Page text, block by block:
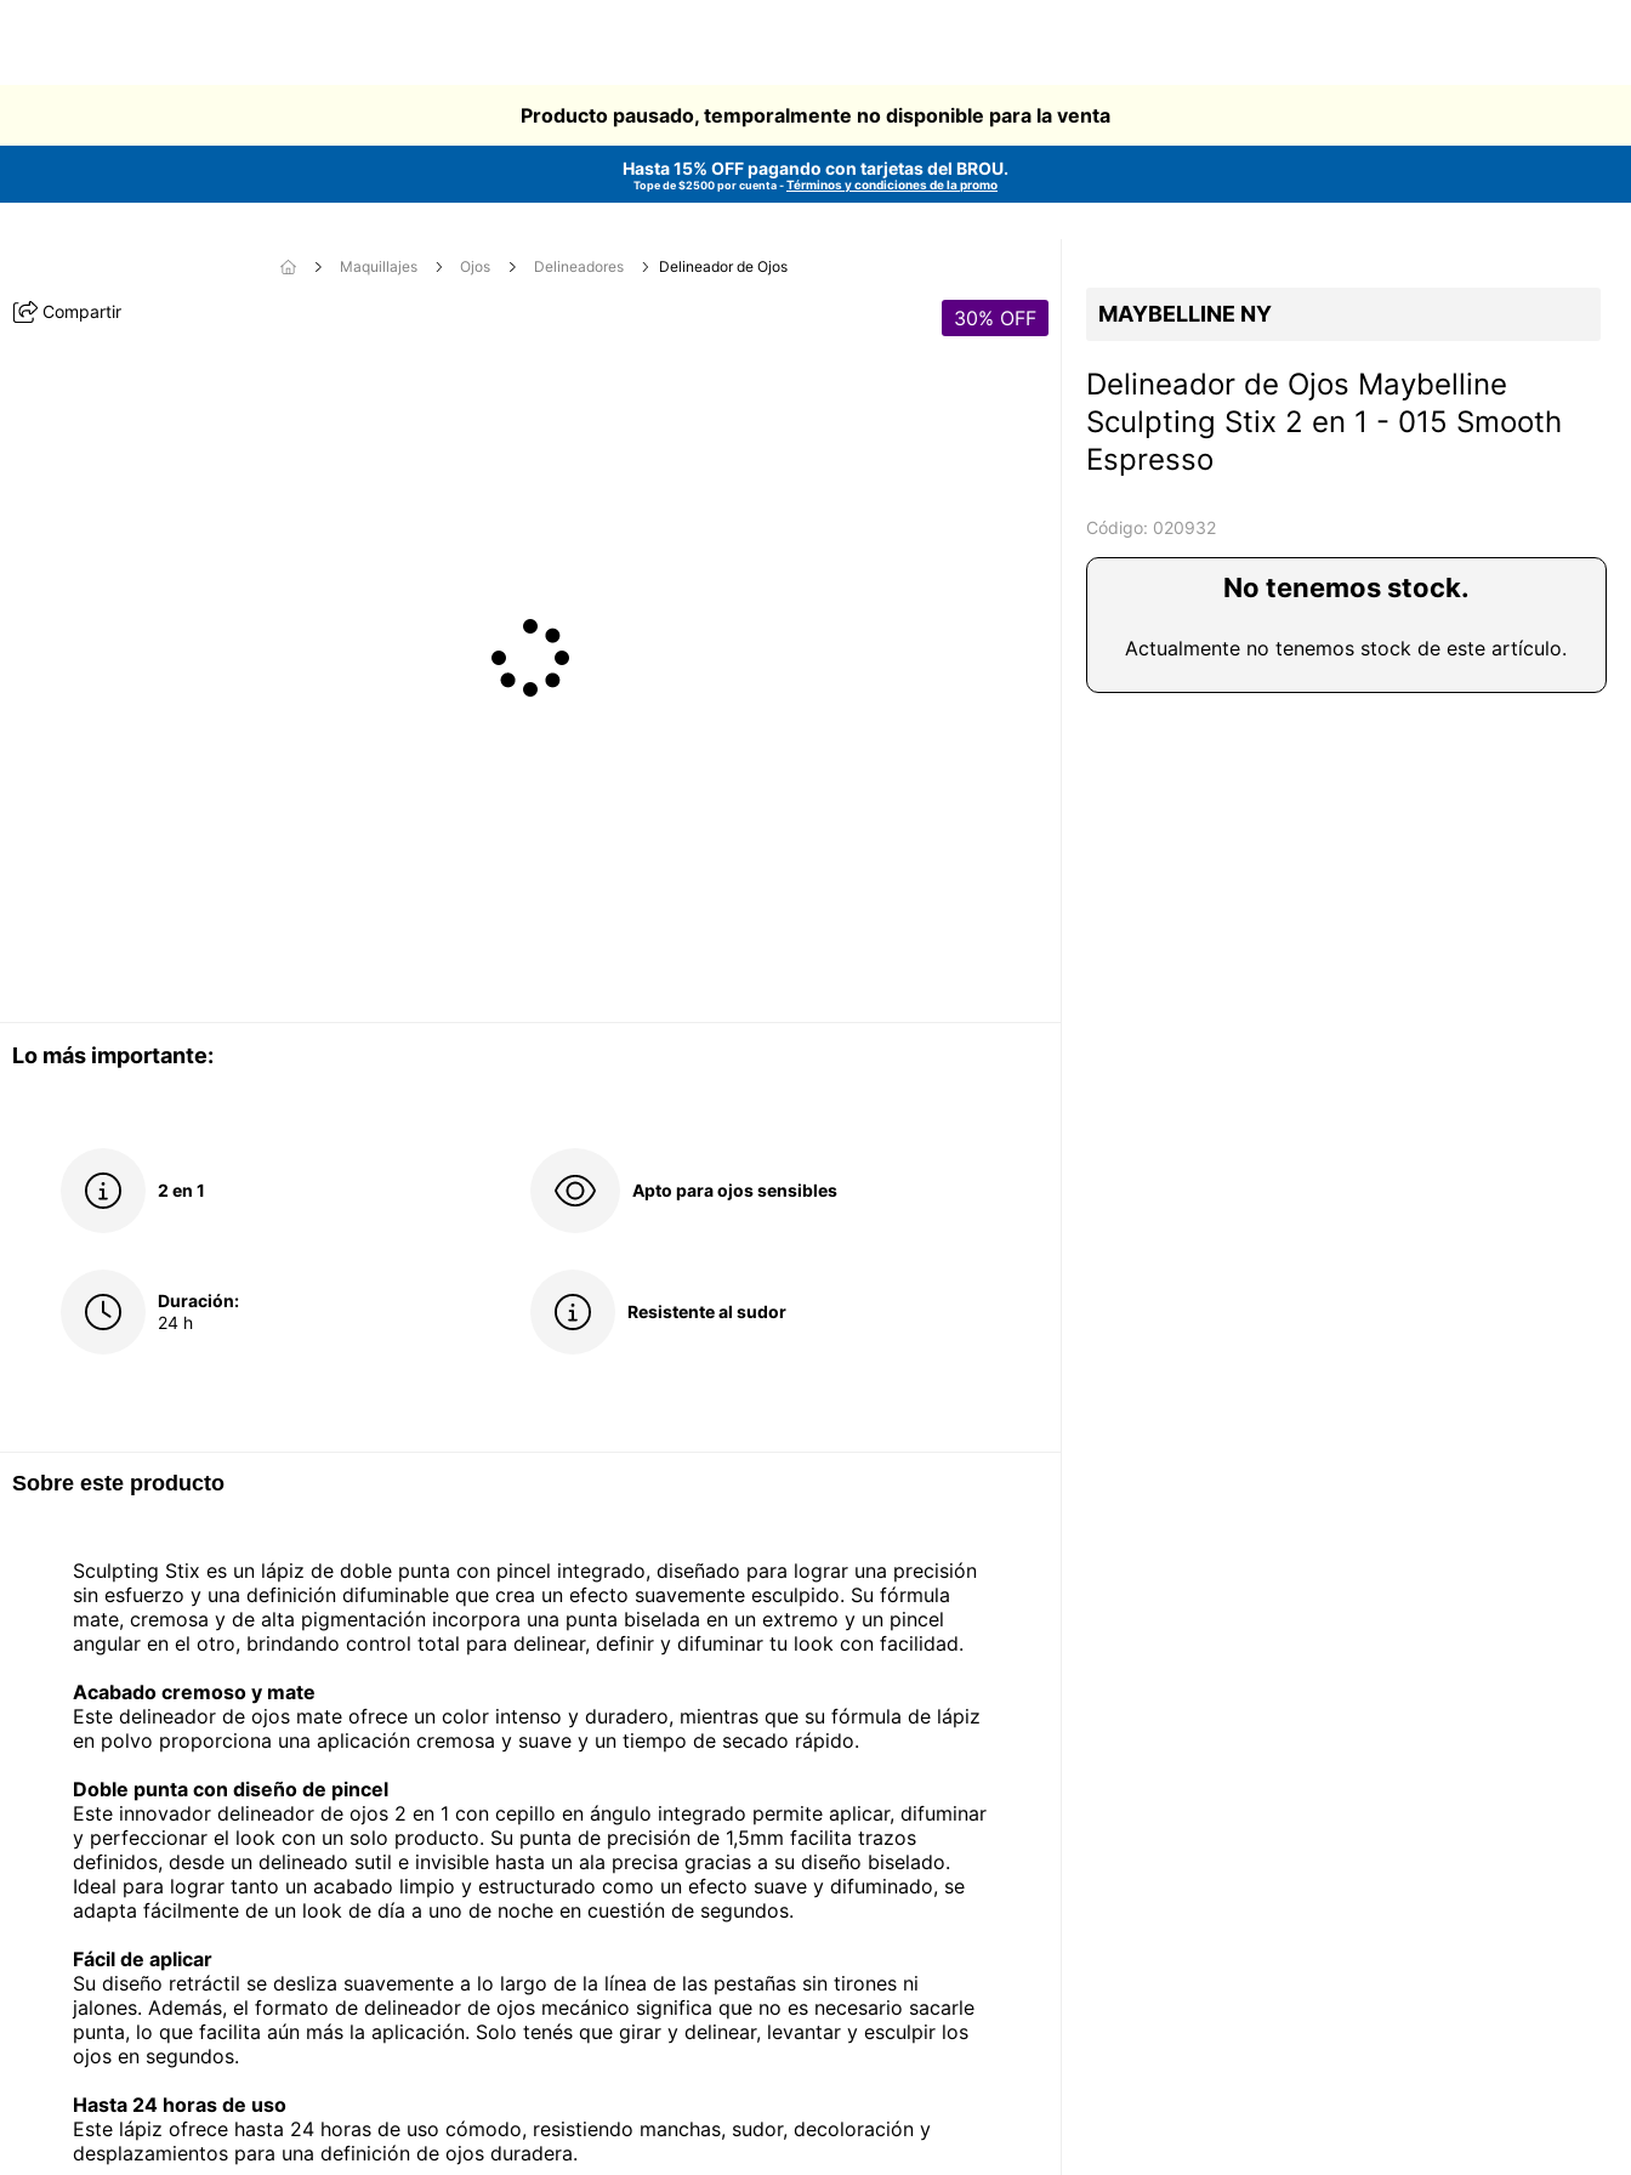
Producto pausado, temporalmente no disponible para la venta
Hasta 15% OFF pagando con tarjetas del BROU.
Tope de $2500 por cuenta -Términos y condiciones de la promo
Maquillajes Ojos Delineadores Delineador de Ojos
Compartir 30% OFF
Lo más importante:
2 en 1 Apto para ojos sensibles
Duración:
24 h
Resistente al sudor
Sobre este producto
Sculpting Stix es un lápiz de doble punta con pincel integrado, diseñado para lograr una precisión
sin esfuerzo y una definición difuminable que crea un efecto suavemente esculpido. Su fórmula
mate, cremosa y de alta pigmentación incorpora una punta biselada en un extremo y un pincel
angular en el otro, brindando control total para delinear, definir y difuminar tu look con facilidad.
Acabado cremoso y mate
Este delineador de ojos mate ofrece un color intenso y duradero, mientras que su fórmula de lápiz
en polvo proporciona una aplicación cremosa y suave y un tiempo de secado rápido.
Doble punta con diseño de pincel
Este innovador delineador de ojos 2 en 1 con cepillo en ángulo integrado permite aplicar, difuminar
y perfeccionar el look con un solo producto. Su punta de precisión de 1,5mm facilita trazos
definidos, desde un delineado sutil e invisible hasta un ala precisa gracias a su diseño biselado.
Ideal para lograr tanto un acabado limpio y estructurado como un efecto suave y difuminado, se
adapta fácilmente de un look de día a uno de noche en cuestión de segundos.
Fácil de aplicar
Su diseño retráctil se desliza suavemente a lo largo de la línea de las pestañas sin tirones ni
jalones. Además, el formato de delineador de ojos mecánico significa que no es necesario sacarle
punta, lo que facilita aún más la aplicación. Solo tenés que girar y delinear, levantar y esculpir los
ojos en segundos.
Hasta 24 horas de uso
Este lápiz ofrece hasta 24 horas de uso cómodo, resistiendo manchas, sudor, decoloración y
desplazamientos para una definición de ojos duradera.
MAYBELLINE NY
Delineador de Ojos Maybelline
Sculpting Stix 2 en 1 - 015 Smooth
Espresso
Código: 020932
No tenemos stock.
Actualmente no tenemos stock de este artículo.